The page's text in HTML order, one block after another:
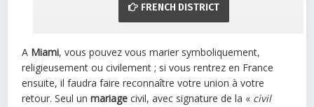
FRENCH DISTRICT
A Miami, vous pouvez vous marier symboliquement,
religieusement ou civilement ; si vous rentrez en France
ensuite, il faudra faire reconnaître votre union à votre
retour. Seul unmariage civil, avec signature de la « civil